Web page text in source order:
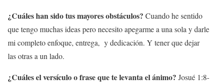
¿Cuáles han sido tus mayores obstáculos? Cuando he sentido
que tengo muchas ideas pero necesito apegarme a una sola y darle
mi completo enfoque, entrega, y dedicación. Y tener que dejar
las otras a un lado.
¿Cuáles el versículo o frase que te levanta el ánimo? Josué 1:8-